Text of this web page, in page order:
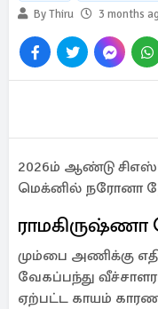
By Thiru
3 months
2026ம் ஆண்டு
மெக்னில் நரோனா
மும்பை அணிக்கு
வேகப்பந்து
ஏற்பட்ட காயம்